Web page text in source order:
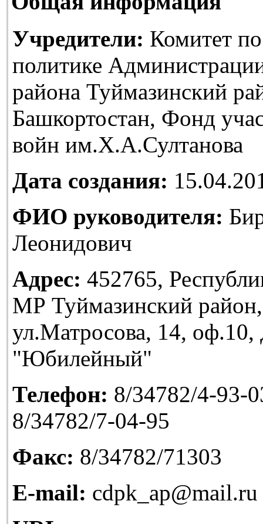
Учредители: Комитет
политике
района Туймазинский
Башкортостан, Фонд
войн им.Х.А.Султанова
Дата создания:
ФИО руководителя:
Леонидович
Адрес: 452765,
МР Туймазинский
ул.Матросова, 14,
"Юбилейный"
Телефон: 8/34782/4-93-
8/34782/7-04-95
Факс: 8/34782/71303
E-mail: cdpk_ap@mail.ru